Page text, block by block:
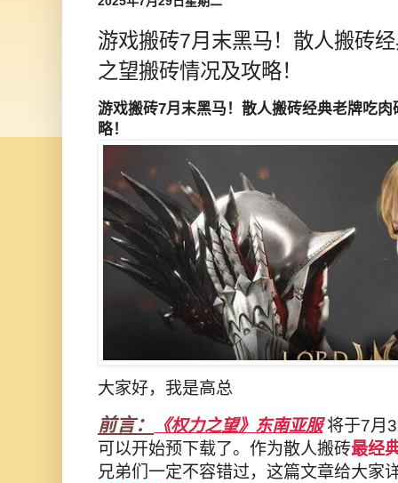
游戏搬砖7月末黑马！散人搬砖
之望搬砖情况及攻略！
游戏搬砖7月末黑马！散人搬砖经典老牌吃
略！
大家好，我是高总
前言： 《权力之望》东南亚服将于7月
可以开始预下载了。作为散人搬砖最经
兄弟们一定不容错过，这篇文章给大家